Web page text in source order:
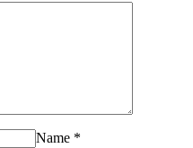
Name *